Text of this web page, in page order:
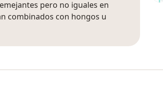
pero no iguales en
combinados con hongos u